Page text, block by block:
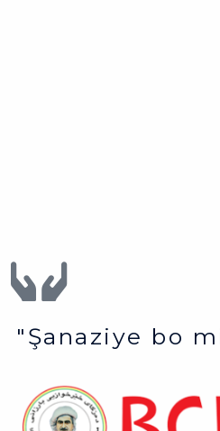
"Şanaziye bo